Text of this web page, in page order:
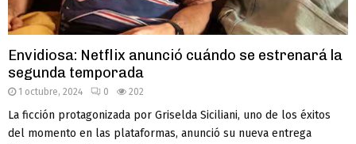
Envidiosa: Netflix anunció cuándo se estrenará la
segunda temporada
1 octubre, 2024 0 202
La ficción protagonizada por Griselda Siciliani, uno de los éxitos
del momento en las plataformas, anunció su nueva entrega